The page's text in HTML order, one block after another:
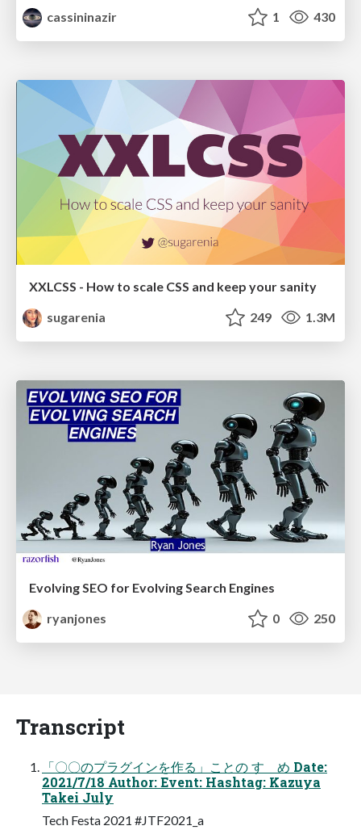
cassininazir
1 430
XXLCSS - How to scale CSS and keep your sanity
sugarenia
249 1.3M
Evolving SEO for Evolving Search Engines
ryanjones
0 250
Transcript
「〇〇のプラグインを作る」ことの すゝめ Date:
2021/7/18 Author: Event: Hashtag: Kazuya
Takei July
Tech Festa 2021 #JTF2021_a